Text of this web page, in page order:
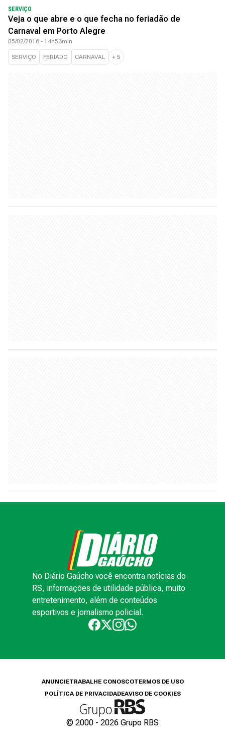
SERVIÇO
Veja o que abre e o que fecha no feriadão de
Carnaval em Porto Alegre
05/02/2016 - 14h53min
SERVIÇO FERIADO CARNAVAL + 5
No Diário Gaúcho você encontra notícias do
RS, informações de utilidade pública, muito
entretenimento, além de conteúdos
esportivos e jornalismo policial.
ANUNCIETRABALHE CONOSCOTERMOS DE USO
POLÍTICA DE PRIVACIDADEAVISO DE COOKIES
© 2000 - 2026 Grupo RBS